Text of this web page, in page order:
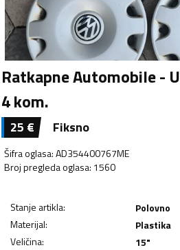
Ratkapne Automobile -
4 kom.
25 € Fiksno
Šifra oglasa:AD354400767ME
Broj pregleda oglasa: 1560
Stanje artikla:
Polovno
Materijal:
Plastika
Veličina:
15"